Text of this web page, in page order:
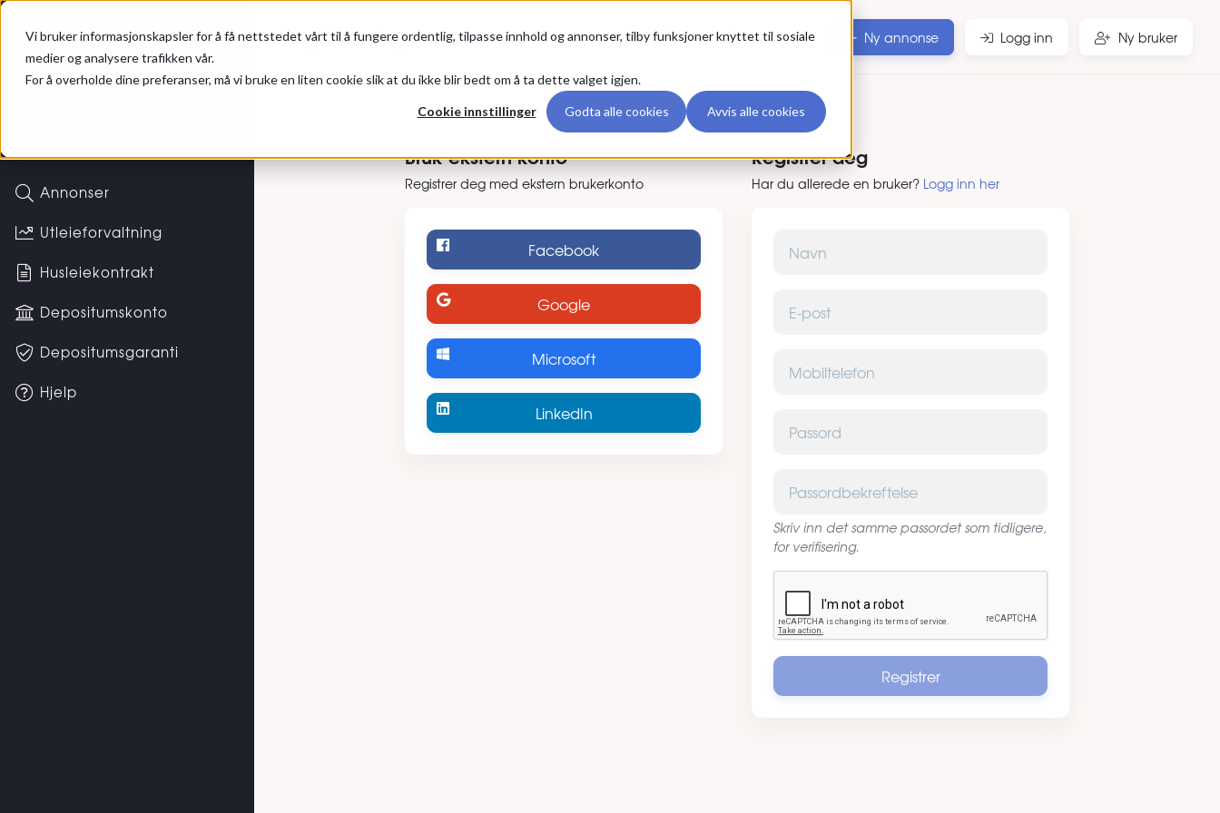
Vi bruker informasjonskapsler for å få nettstedet vårt til å fungere ordentlig, tilpasse innhold og annonser, tilby funksjoner knyttet til sosiale
medier og analysere trafikken vår.
For å overholde dine preferanser, må vi bruke en liten cookie slik at du ikke blir bedt om å ta dette valget igjen.
Cookie innstillinger Godta alle cookies Avvis alle cookies
Hybel
Annonser
Utleieforvaltning
Husleiekontrakt
Depositumskonto
Depositumsgaranti
Hjelp
Registrer deg Premium Ny annonse Logg inn Ny bruker
Registrer deg
Bruk ekstern konto
Registrer deg med ekstern brukerkonto
Facebook
Google
Microsoft
LinkedIn
Registrer deg
Har du allerede en bruker? Logg inn her
Skriv inn det samme passordet som tidligere,
for verifisering.
Captcha
Registrer